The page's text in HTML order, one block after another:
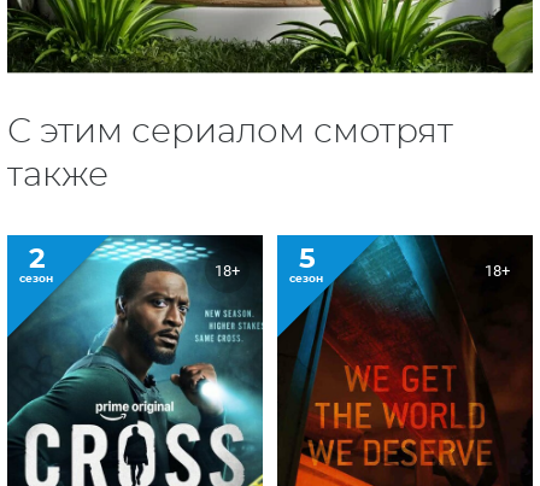
С этим сериалом смотрят
также
2
сезон 18+ 5
сезон 18+